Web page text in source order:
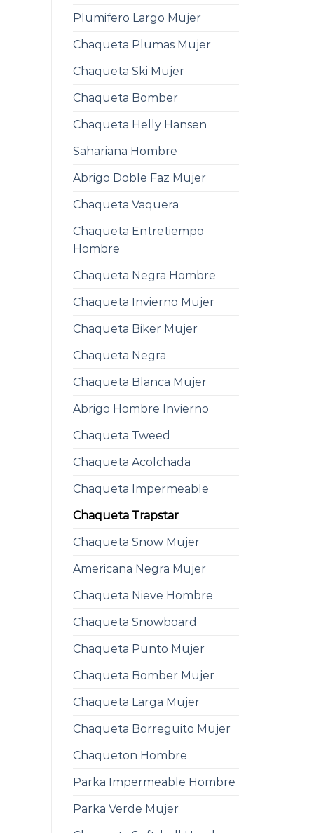
Plumifero Largo Mujer
Chaqueta Plumas Mujer
Chaqueta Ski Mujer
Chaqueta Bomber
Chaqueta Helly Hansen
Sahariana Hombre
Abrigo Doble Faz Mujer
Chaqueta Vaquera
Chaqueta Entretiempo
Hombre
Chaqueta Negra Hombre
Chaqueta Invierno Mujer
Chaqueta Biker Mujer
Chaqueta Negra
Chaqueta Blanca Mujer
Abrigo Hombre Invierno
Chaqueta Tweed
Chaqueta Acolchada
Chaqueta Impermeable
Chaqueta Trapstar
Chaqueta Snow Mujer
Americana Negra Mujer
Chaqueta Nieve Hombre
Chaqueta Snowboard
Chaqueta Punto Mujer
Chaqueta Bomber Mujer
Chaqueta Larga Mujer
Chaqueta Borreguito Mujer
Chaqueton Hombre
Parka Impermeable Hombre
Parka Verde Mujer